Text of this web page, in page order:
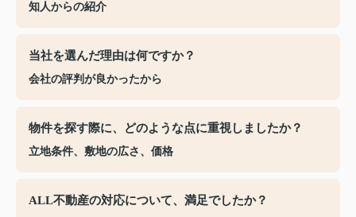
知人からの紹介
当社を選んだ理由は何ですか？
会社の評判が良かったから
物件を探す際に、どのような点に重視しましたか？
立地条件、敷地の広さ、価格
ALL不動産の対応について、満足でしたか？